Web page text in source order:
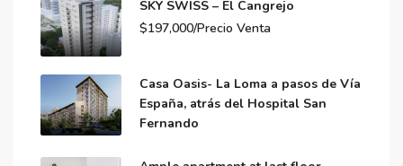
SKY SWISS – El Cangrejo
$197,000/Precio Venta
Casa Oasis- La Loma a pasos de Vía
España, atrás del Hospital San
Fernando